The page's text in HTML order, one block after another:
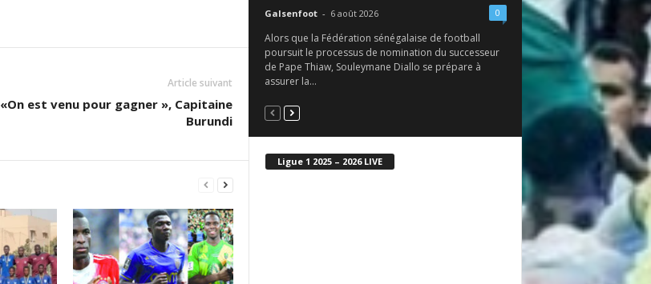
Article suivant
«On est venu pour gagner », Capitaine
Burundi
Galsenfoot - 6 août 2026 0
Alors que la Fédération sénégalaise de football
poursuit le processus de nomination du successeur
de Pape Thiaw, Souleymane Diallo se prépare à
assurer la...
Ligue 1 2025 – 2026 LIVE